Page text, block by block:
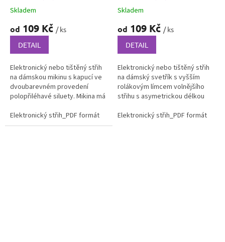
Skladem
od 109 Kč / ks
DETAIL
Elektronický nebo tištěný střih
na dámskou mikinu s kapucí ve
dvoubarevném provedení
polopřiléhavé siluety. Mikina má
knoflík a poutko v horní...
Elektronický střih_PDF formát Tištěný střih
Skladem
od 109 Kč / ks
DETAIL
Elektronický nebo tištěný střih
na dámský svetřík s vyšším
rolákovým límcem volnějšího
střihu s asymetrickou délkou
kraj svetříku a rukávů...
Elektronický střih_PDF formát